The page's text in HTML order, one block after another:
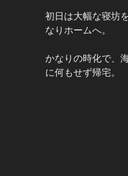
初日は大幅な寝坊
なりホームへ。
かなりの時化で、
に何もせず帰宅。